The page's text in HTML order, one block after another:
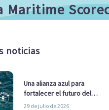
Maritime
noticias
Una alianza azul para
fortalecer el futuro del
sector marítimo
29 de julio de 2026